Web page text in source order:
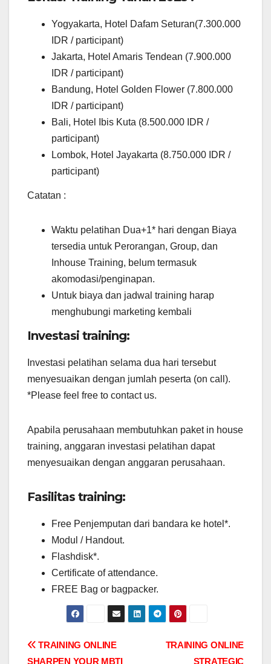
Yogyakarta, Hotel Dafam Seturan(7.300.000
IDR / participant)
Jakarta, Hotel Amaris Tendean (7.900.000
IDR / participant)
Bandung, Hotel Golden Flower (7.800.000
IDR / participant)
Bali, Hotel Ibis Kuta (8.500.000 IDR /
participant)
Lombok, Hotel Jayakarta (8.750.000 IDR /
participant)
Catatan :
Waktu pelatihan Dua+1* hari dengan Biaya
tersedia untuk Perorangan, Group, dan
Inhouse Training, belum termasuk
akomodasi/penginapan.
Untuk biaya dan jadwal training harap
menghubungi marketing kembali
Investasi training:
Investasi pelatihan selama dua hari tersebut
menyesuaikan dengan jumlah peserta (on call).
*Please feel free to contact us.
Apabila perusahaan membutuhkan paket in house
training, anggaran investasi pelatihan dapat
menyesuaikan dengan anggaran perusahaan.
Fasilitas training:
Free Penjemputan dari bandara ke hotel*.
Modul / Handout.
Flashdisk*.
Certificate of attendance.
FREE Bag or bagpacker.
Post
TRAINING ONLINE
STRATEGIC
TRAINING ONLINE
SHARPEN YOUR MBTI